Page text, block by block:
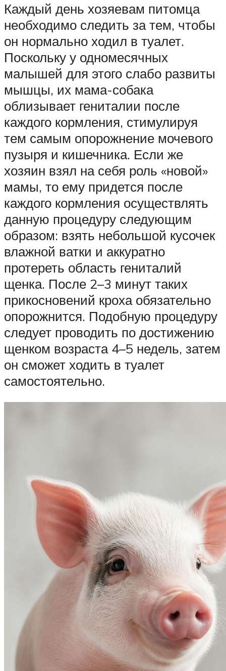
Каждый день хозяевам питомца
необходимо следить за тем, чтобы
он нормально ходил в туалет.
Поскольку у одномесячных
малышей для этого слабо развиты
мышцы, их мама-собака
облизывает гениталии после
каждого кормления, стимулируя
тем самым опорожнение мочевого
пузыря и кишечника. Если же
хозяин взял на себя роль «новой»
мамы, то ему придется после
каждого кормления осуществлять
данную процедуру следующим
образом: взять небольшой кусочек
влажной ватки и аккуратно
протереть область гениталий
щенка. После 2–3 минут таких
прикосновений кроха обязательно
опорожнится. Подобную процедуру
следует проводить по достижению
щенком возраста 4–5 недель, затем
он сможет ходить в туалет
самостоятельно.